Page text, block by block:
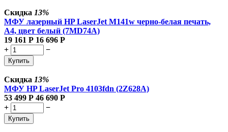
Скидка 13%
МФУ лазерный HP LaserJet M141w черно-белая печать,
A4, цвет белый (7MD74A)
19 161 Р 16 696 Р
+
−
Купить
Скидка 13%
МФУ HP LaserJet Pro 4103fdn (2Z628A)
53 499 Р 46 690 Р
+
−
Купить